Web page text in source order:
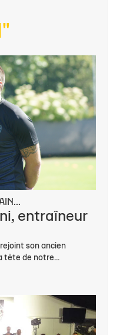
entraîneur
son ancien
tête de notre...